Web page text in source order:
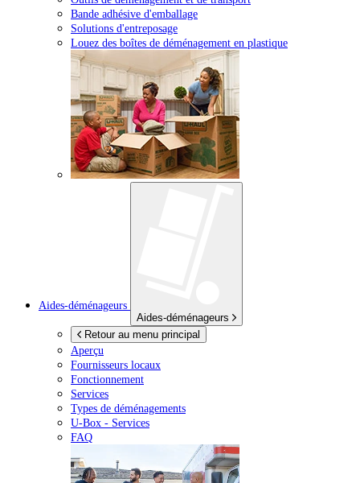
Bande adhésive d'emballage
Solutions d'entreposage
Louez des boîtes de déménagement en plastique
Aides-déménageurs
Aides-déménageurs
Retour au menu principal
Aperçu
Fournisseurs locaux
Fonctionnement
Services
Types de déménagements
U-Box - Services
FAQ